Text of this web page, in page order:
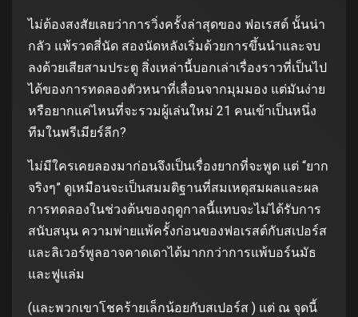
ไม่ต้องสงสัยเลยว่าการวิ่งครั้งล่าสุดของ ฟอเรสต์ นั้นน่า
กลัว แพ้รวดสี่นัด สองนัดหลังเริ่มด้วยการขึ้นนำและจบ
ลงด้วยเสียสามประตู สิ่งเหล่านี้บอกเล่าเรื่องราวที่เป็นไป
ได้ของการทดลองตัวหนาที่เลื่อนจากมุมมอง แต่มันง่าย
หรือยากแค่ไหนที่จะรวมผู้เล่นใหม่ 21 คนเข้าเป็นหนึ่ง
ทีมในพรีเมียร์ลีก?
ไม่มีใครเคยลองมาก่อนจึงเป็นเรื่องยากที่จะพูด แต่ “ยาก
จริงๆ” ดูเหมือนจะเป็นสมมติฐานที่สมเหตุสมผลและผล
การทดลองในช่วงต้นของฤดูกาลนี้แทบจะไม่ได้รับการ
สนับสนุน ความพ่ายแพ้ครั้งก่อนของฟอเรสต์กับสเปอร์ส
และลิเวอร์พูลอาจคาดเดาได้มากกว่าการแพ้บอร์นมัธ
และฟูแล่ม
(และพวกเขาโชคร้ายเล็กน้อยกับสเปอร์ส ) แต่ ณ จุดนี้